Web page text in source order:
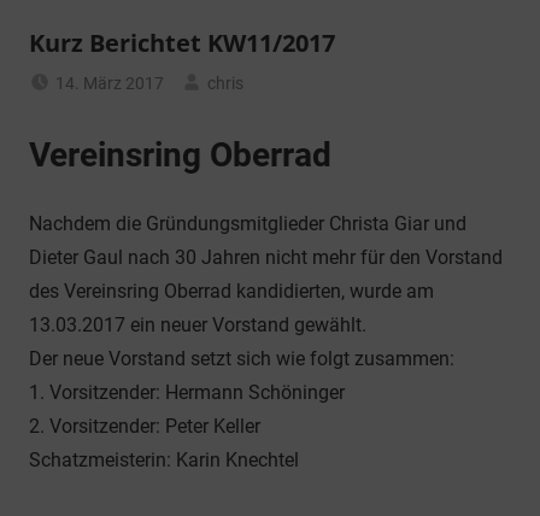
Kurz Berichtet KW11/2017
14. März 2017
chris
Vereinsring Oberrad
Nachdem die Gründungsmitglieder Christa Giar und
Dieter Gaul nach 30 Jahren nicht mehr für den Vorstand
des Vereinsring Oberrad kandidierten, wurde am
13.03.2017 ein neuer Vorstand gewählt.
Der neue Vorstand setzt sich wie folgt zusammen:
1. Vorsitzender: Hermann Schöninger
2. Vorsitzender: Peter Keller
Schatzmeisterin: Karin Knechtel